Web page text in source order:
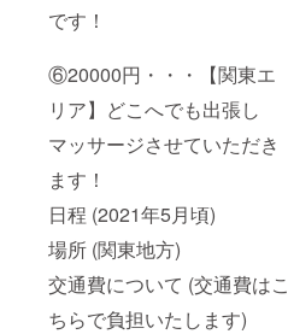
です！
⑥20000円・・・【関東エ
リア】どこへでも出張し
マッサージさせていただき
ます！
日程 (2021年5月頃)
場所 (関東地方)
交通費について (交通費はこ
ちらで負担いたします)